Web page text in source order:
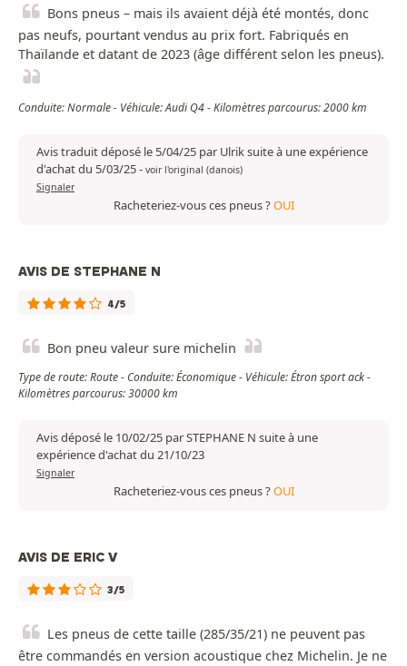
Bons pneus – mais ils avaient déjà été montés, donc
pas neufs, pourtant vendus au prix fort. Fabriqués en
Thaïlande et datant de 2023 (âge différent selon les pneus).
Conduite: Normale - Véhicule: Audi Q4 - Kilomètres parcourus: 2000 km
Avis traduit déposé le 5/04/25 par Ulrik suite à une expérience
d'achat du 5/03/25- voir l'original (danois)
Signaler
Racheteriez-vous ces pneus ?OUI
AVIS DE STEPHANE N
4/5
Bon pneu valeur sure michelin
Type de route: Route - Conduite: Économique - Véhicule: Étron sport ack -
Kilomètres parcourus: 30000 km
Avis déposé le 10/02/25 par STEPHANE N suite à une
expérience d'achat du 21/10/23
Signaler
Racheteriez-vous ces pneus ?OUI
AVIS DE ERIC V
3/5
Les pneus de cette taille (285/35/21) ne peuvent pas
être commandés en version acoustique chez Michelin. Je ne